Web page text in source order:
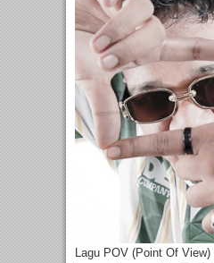
Lagu POV (Point Of